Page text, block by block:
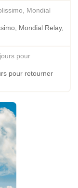
Mondial Relay,
pour retourner